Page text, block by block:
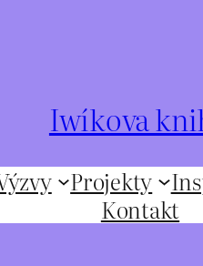
Iwíkova
Projekty
Kontakt